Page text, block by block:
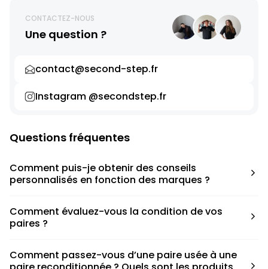
CONTACTEZ-NOUS
Une question ?
contact@second-step.fr
Instagram @secondstep.fr
Questions fréquentes
Comment puis-je obtenir des conseils
personnalisés en fonction des marques ?
pour déterminer la taille appropriée, que ce soit une taille
en dessous, au-dessus ou correspondant à votre taille
Comment évaluez-vous la condition de vos
paires ?
défauts spécifiques de chaque paire.
Comment passez-vous d’une paire usée à une